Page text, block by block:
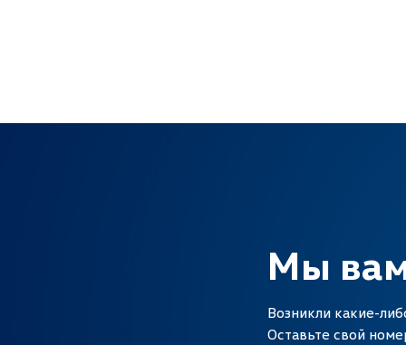
Мы
Возникли какие-
Оставьте свой